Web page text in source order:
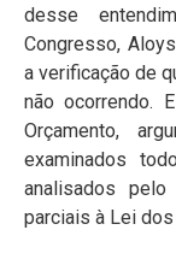
desse
Congresso,
a verificação de
não ocorrendo.
Orçamento,
examinados
analisados
parciais à Lei